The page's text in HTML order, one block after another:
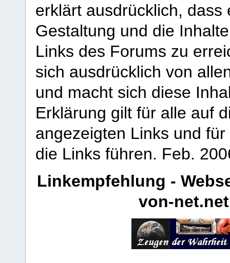
erklärt ausdrücklich,
Gestaltung und die
Links des Forums zu
sich ausdrücklich von
und macht sich diese
Erklärung gilt für alle auf
angezeigten Links und
die Links führen. Feb.
Linkempfehlung -
von-net.net